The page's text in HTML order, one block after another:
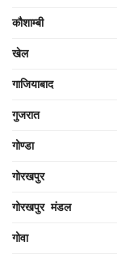
कौशाम्बी
खेल
गाजियाबाद
गुजरात
गोण्डा
गोरखपुर
गोरखपुर मंडल
गोवा